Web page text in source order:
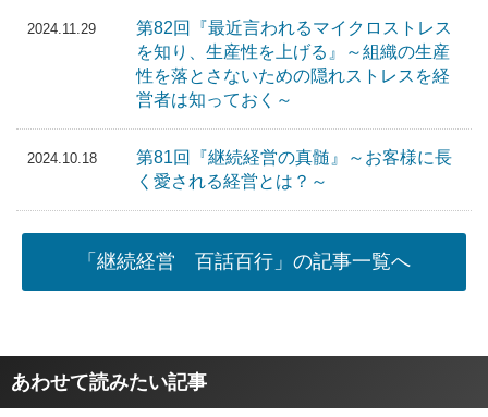
2024.11.29
第82回『最近言われるマイクロストレス
を知り、生産性を上げる』～組織の生産
性を落とさないための隠れストレスを経
営者は知っておく～
2024.10.18
第81回『継続経営の真髄』～お客様に長
く愛される経営とは？～
「継続経営 百話百行」の記事一覧へ
あわせて読みたい記事